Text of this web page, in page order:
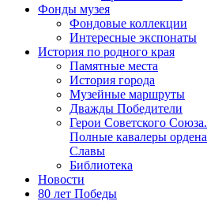
Фонды музея
Фондовые коллекции
Интересные экспонаты
История по родного края
Памятные места
История города
Музейные маршруты
Дважды Победители
Герои Советского Союза.
Полные кавалеры ордена
Славы
Библиотека
Новости
80 лет Победы